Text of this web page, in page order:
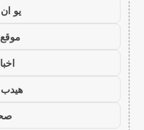
يو
موقع
اخبار 24
هيدب